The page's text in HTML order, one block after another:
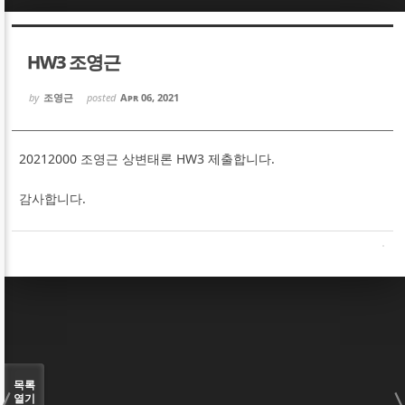
HW3 조영근
by 조영근 posted Apr 06, 2021
20212000 조영근 상변태론 HW3 제출합니다.
감사합니다.
목록
열기
Sketchbook5, 스케치북5
Sketchbook5, 스케치북5
Sketchbook5, 스케치북5
Sketchbook5, 스케치북5